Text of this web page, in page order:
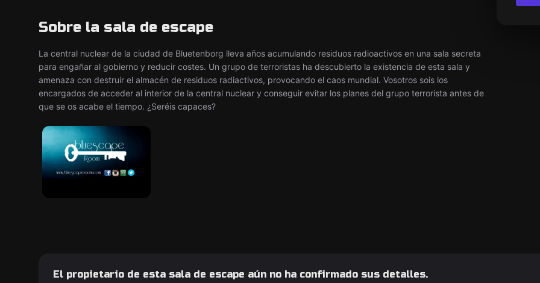
Sobre la sala de escape
La central nuclear de la ciudad de Bluetenborg lleva años acumulando residuos radioactivos en una sala secreta
para engañar al gobierno y reducir costes. Un grupo de terroristas ha descubierto la existencia de esta sala y
amenaza con destruir el almacén de residuos radiactivos, provocando el caos mundial. Vosotros sois los
encargados de acceder al interior de la central nuclear y conseguir evitar los planes del grupo terrorista antes de
que se os acabe el tiempo. ¿Seréis capaces?
El propietario de esta sala de escape aún no ha confirmado sus detalles.